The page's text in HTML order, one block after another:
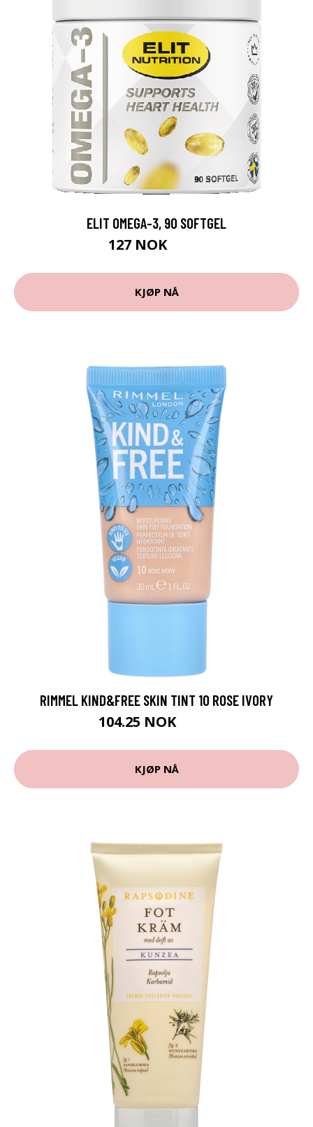
ELIT OMEGA-3, 90 SOFTGEL
127 NOK
KJØP NÅ
RIMMEL KIND&FREE SKIN TINT 10 ROSE IVORY
104.25 NOK
KJØP NÅ